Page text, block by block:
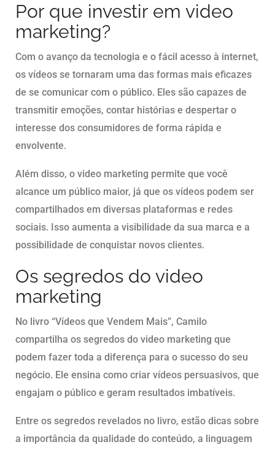
Por que investir em video
marketing?
Com o avanço da tecnologia e o fácil acesso à internet,
os vídeos se tornaram uma das formas mais eficazes
de se comunicar com o público. Eles são capazes de
transmitir emoções, contar histórias e despertar o
interesse dos consumidores de forma rápida e
envolvente.
Além disso, o video marketing permite que você
alcance um público maior, já que os vídeos podem ser
compartilhados em diversas plataformas e redes
sociais. Isso aumenta a visibilidade da sua marca e a
possibilidade de conquistar novos clientes.
Os segredos do video
marketing
No livro “Vídeos que Vendem Mais”, Camilo
compartilha os segredos do video marketing que
podem fazer toda a diferença para o sucesso do seu
negócio. Ele ensina como criar vídeos persuasivos, que
engajam o público e geram resultados imbatíveis.
Entre os segredos revelados no livro, estão dicas sobre
a importância da qualidade do conteúdo, a linguagem